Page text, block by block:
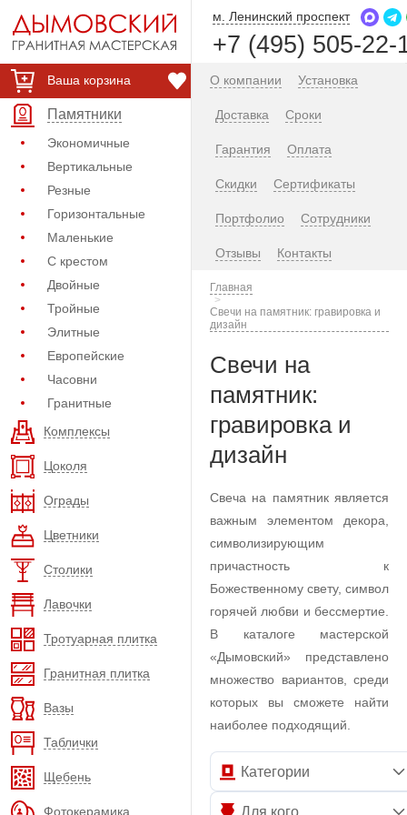
Ваша корзина
Памятники
Экономичные
Вертикальные
Резные
Горизонтальные
Маленькие
С крестом
Двойные
Тройные
Элитные
Европейские
Часовни
Гранитные
Комплексы
Цоколя
Ограды
Цветники
Столики
Лавочки
Тротуарная плитка
Гранитная плитка
Вазы
Таблички
Щебень
Фотокерамика
м. Ленинский проспект
+7 (495) 505-22-
О компании Установка
Доставка Сроки
Гарантия Оплата
Скидки Сертификаты
Портфолио Сотрудники
Отзывы Контакты
Главная
Свечи на памятник: гравировка и
дизайн
Свечи на
памятник:
гравировка и
дизайн
Свеча на памятник является
важным элементом декора,
символизирующим
причастность к
Божественному свету, символ
горячей любви и бессмертие.
В каталоге мастерской
«Дымовский» представлено
множество вариантов, среди
которых вы сможете найти
наиболее подходящий.
Категории
Для кого